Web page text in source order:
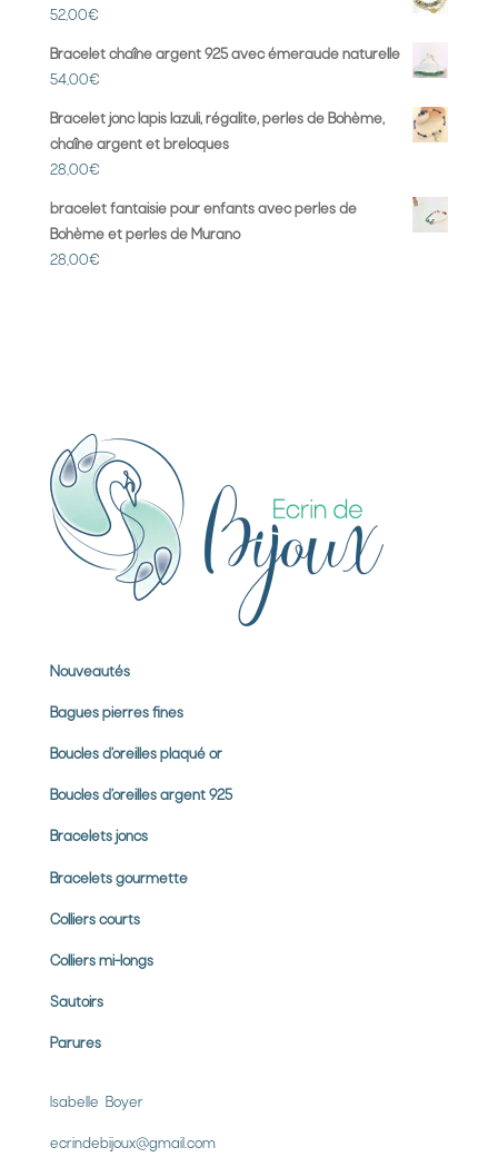
52,00€
Bracelet chaîne argent 925 avec émeraude naturelle
54,00€
Bracelet jonc lapis lazuli, régalite, perles de Bohème,
chaîne argent et breloques
28,00€
bracelet fantaisie pour enfants avec perles de
Bohème et perles de Murano
28,00€
Nouveautés
Bagues pierres fines
Boucles d’oreilles plaqué or
Boucles d’oreilles argent 925
Bracelets joncs
Bracelets gourmette
Colliers courts
Colliers mi-longs
Sautoirs
Parures
Isabelle Boyer
ecrindebijoux@gmail.com